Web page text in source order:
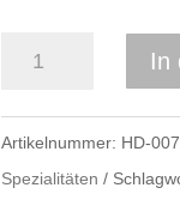
Reisflocken
kg,
Barfen,
Hund,
In
Artikelnummer: HD-
Spezialitäten